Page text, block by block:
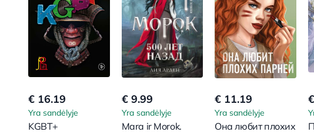
€ 16.19
Yra sandėlyje
KGBT+
€ 9.99
Yra sandėlyje
Mara ir Morok.
€ 11.19
Yra sandėlyje
Она любит плохих